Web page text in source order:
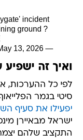
incident
ground ?️
— Sky Sports (@SkySports)
13, 2026
ואיך זה
לפי כל ההערכות,
סיטי בגמר
יפעילו את סעיף
התקציב שלהם